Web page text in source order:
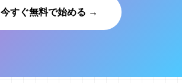
今すぐ無料で始める →